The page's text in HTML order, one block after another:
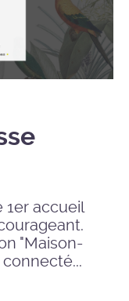
1er accueil
"Maison-